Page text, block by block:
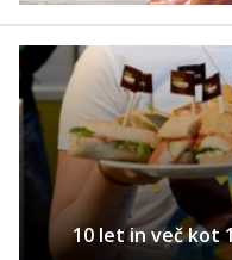
10 let in več kot